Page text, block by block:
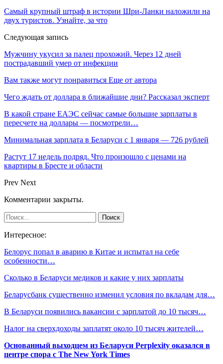
Самый крупный штраф в истории Шри-Ланки наложили на
двух туристов. Узнайте, за что
Следующая запись
Мужчину укусил за палец прохожий. Через 12 дней
пострадавший умер от инфекции
Вам также могут понравиться Еще от автора
Чего ждать от доллара в ближайшие дни? Рассказал эксперт
В какой стране ЕАЭС сейчас самые большие зарплаты в
пересчете на доллары — посмотрели…
Минимальная зарплата в Беларуси с 1 января — 726 рублей
Растут 17 недель подряд. Что произошло с ценами на
квартиры в Бресте и области
Prev Next
Комментарии закрыты.
Интересное:
Белорус попал в аварию в Китае и испытал на себе
особенности…
Сколько в Беларуси медиков и какие у них зарплаты
Беларусбанк существенно изменил условия по вкладам для…
В Беларуси появились вакансии с зарплатой до 10 тысяч…
Налог на сверхдоходы заплатят около 10 тысяч жителей…
Основанный выходцем из Беларуси Perplexity оказался в
центре спора с The New York Times